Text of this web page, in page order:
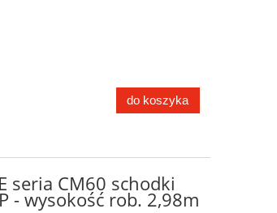
do koszyka
seria CM60 schodki
- wysokość rob. 2,98m